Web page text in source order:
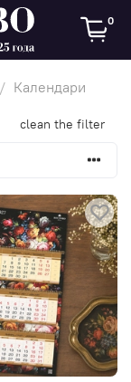
0
Календари
clean the filter